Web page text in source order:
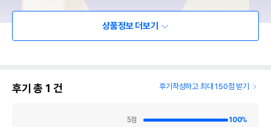
상품정보 더보기
후기 총 1 건 후기작성하고 최대 150점 받기
5점 100%